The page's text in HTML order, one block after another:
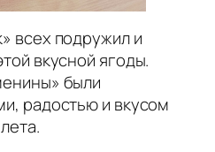
всех подружил и
вкусной ягоды.
были
радостью и вкусом